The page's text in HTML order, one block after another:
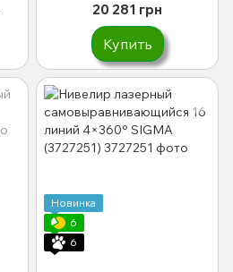
20 281 грн
Купить
Новинка
6
6